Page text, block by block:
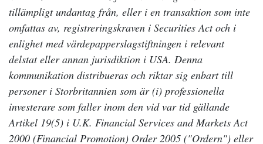
tillämpligt undantag från, eller i en transaktion som inte
omfattas av, registreringskraven i Securities Act och i
enlighet med värdepapperslagstiftningen i relevant
delstat eller annan jurisdiktion i USA. Denna
kommunikation distribueras och riktar sig enbart till
personer i Storbritannien som är (i) professionella
investerare som faller inom den vid var tid gällande
Artikel 19(5) i U.K. Financial Services and Markets Act
2000 (Financial Promotion) Order 2005 ("Ordern") eller